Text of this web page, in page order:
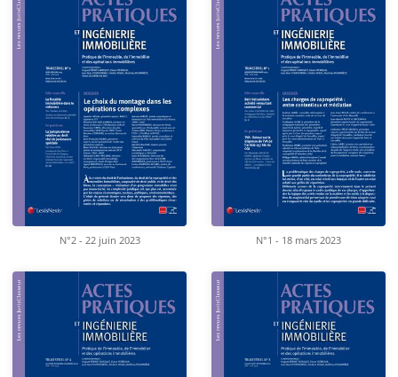
N°2 - 22 juin 2023 N°1 - 18 mars 2023